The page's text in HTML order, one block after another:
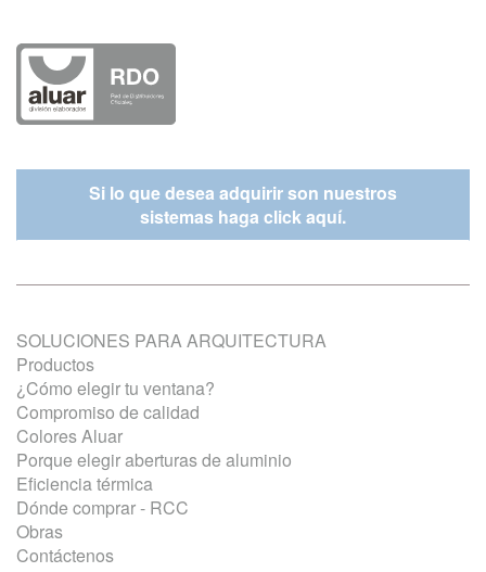
Si lo que desea adquirir son nuestros
sistemas haga click aquí.
SOLUCIONES PARA ARQUITECTURA
Productos
¿Cómo elegir tu ventana?
Compromiso de calidad
Colores Aluar
Porque elegir aberturas de aluminio
Eficiencia térmica
Dónde comprar - RCC
Obras
Contáctenos